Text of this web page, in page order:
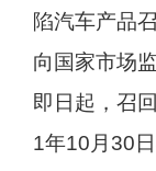
陷汽车产品
向国家市场
即日起，召
1年10月30